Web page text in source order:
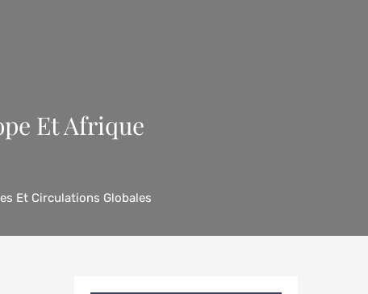
Et Afrique
Et Circulations Globales